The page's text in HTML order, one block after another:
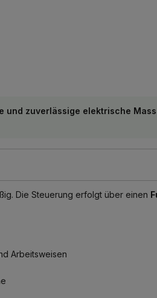
und zuverlässige elektrische
Die Steuerung erfolgt über einen
Arbeitsweisen